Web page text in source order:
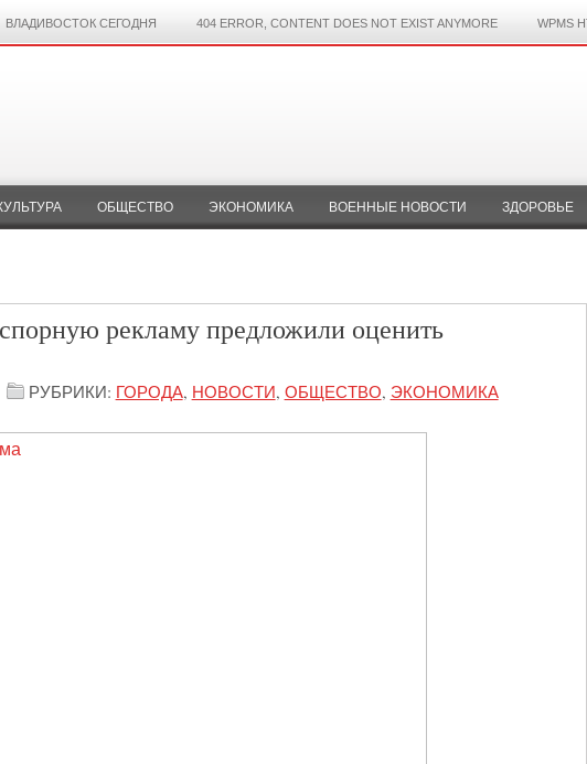
ВЛАДИВОСТОК СЕГОДНЯ 404 ERROR, CONTENT DOES NOT EXIST ANYMORE WPMS
ОБЩЕСТВО ЭКОНОМИКА ВОЕННЫЕ НОВОСТИ ЗДОРОВЬЕ
рекламу предложили оценить
РУБРИКИ: ГОРОДА, НОВОСТИ, ОБЩЕСТВО, ЭКОНОМИКА